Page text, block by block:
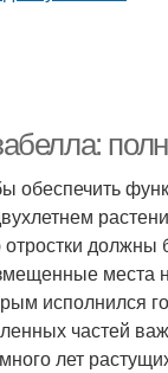
обеспечить
отростки
места
исполнился
частей
лет